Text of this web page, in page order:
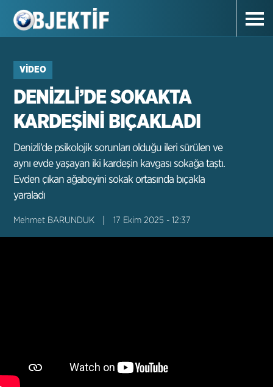
VIDEO
DENİZLİ’DE SOKAKTA
KARDEŞİNİ BIÇAKLADI
Denizli’de psikolojik sorunları olduğu ileri sürülen ve
aynı evde yaşayan iki kardeşin kavgası sokağa taştı.
Evden çıkan ağabeyini sokak ortasında bıçakla
yaraladı
Mehmet BARUNDUK 17 Ekim 2025 - 12:37